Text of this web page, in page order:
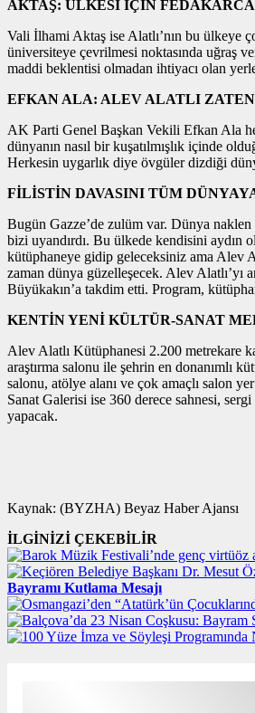
AKTAŞ: ÜLKESİ İÇİN
Vali İlhami Aktaş ise Alatlı’nın bu ülkeye
üniversiteye çevrilmesi noktasında uğraş
maddi beklentisi olmadan ihtiyacı olan
EFKAN ALA: ALEV ALATLI
AK Parti Genel Başkan Vekili Efkan Ala
dünyanın nasıl bir kuşatılmışlık içinde
Herkesin uygarlık diye övgüler dizdiği
FİLİSTİN DAVASINI TÜM
Bugün Gazze’de zulüm var. Dünya
bizi uyandırdı. Bu ülkede kendisini aydın
kütüphaneye gidip geleceksiniz ama Alev
zaman dünya güzelleşecek. Alev Alatlı’yı
Büyükakın’a takdim etti. Program,
KENTİN YENİ KÜLTÜR-SANAT
Alev Alatlı Kütüphanesi 2.200 metrekare
araştırma salonu ile şehrin en donanımlı
salonu, atölye alanı ve çok amaçlı salon
Sanat Galerisi ise 360 derece sahnesi,
yapacak.
Kaynak: (BYZHA) Beyaz Haber Ajansı
İLGİNİZİ ÇEKEBİLİR
Bayramı Kutlama Mesajı